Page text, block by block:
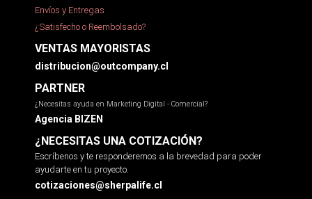
Envíos y Entregas
¿Satisfecho o Reembolsado?
VENTAS MAYORISTAS
distribucion@outcompany.cl
PARTNER
¿Necesitas ayuda en Marketing Digital - Comercial?
Agencia BIZEN
¿NECESITAS UNA COTIZACIÓN?
Escríbenos y te responderemos a la brevedad para poder
ayudarte en tu proyecto.
cotizaciones@sherpalife.cl